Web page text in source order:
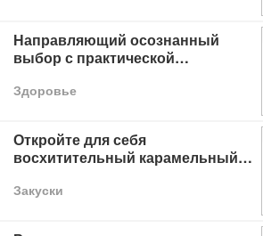
Направляющий осознанный
выбор с практической
Здоровье
Откройте для себя
восхитительный карамельный
Закуски